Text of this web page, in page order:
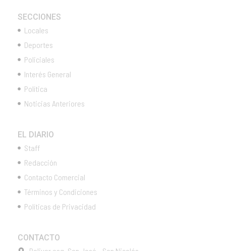
SECCIONES
Locales
Deportes
Policiales
Interés General
Política
Noticias Anteriores
EL DIARIO
Staff
Redacción
Contacto Comercial
Términos y Condiciones
Políticas de Privacidad
CONTACTO